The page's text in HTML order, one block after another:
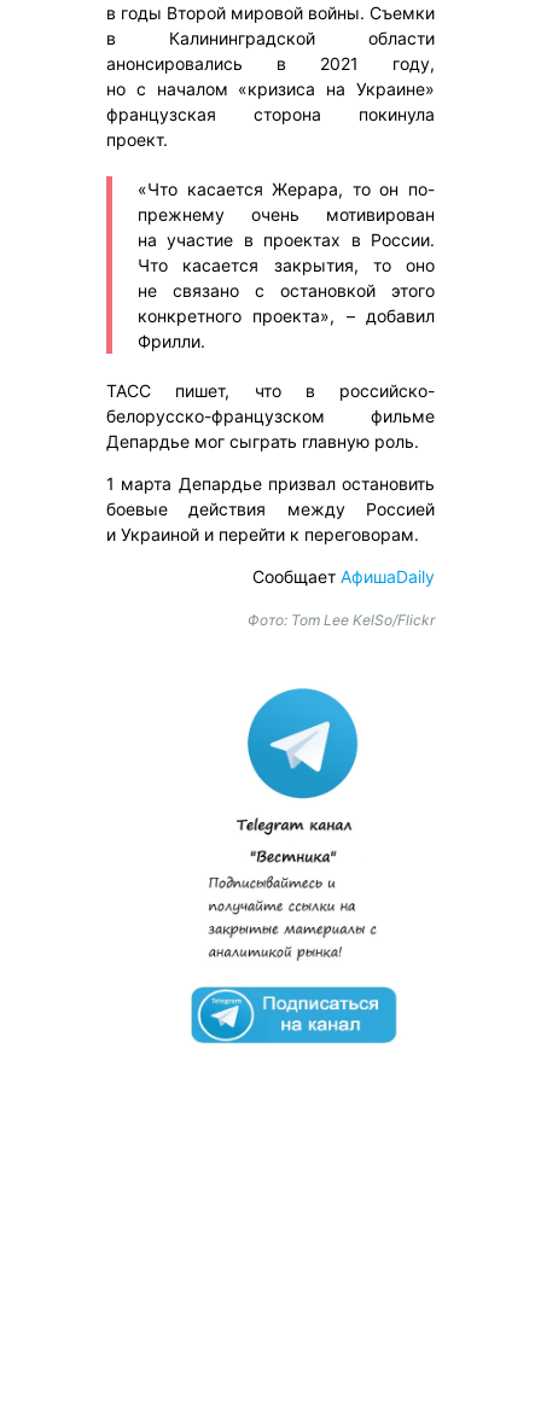
в годы Второй мировой войны. Съемки
в Калининградской области
анонсировались в 2021 году,
но с началом «кризиса на Украине»
французская сторона покинула
проект.
«Что касается Жерара, то он по-
прежнему очень мотивирован
на участие в проектах в России.
Что касается закрытия, то оно
не связано с остановкой этого
конкретного проекта», – добавил
Фрилли.
ТАСС пишет, что в российско-
белорусско-французском фильме
Депардье мог сыграть главную роль.
1 марта Депардье призвал остановить
боевые действия между Россией
и Украиной и перейти к переговорам.
Сообщает АфишаDaily
Фото: Tom Lee KelSo/Flickr